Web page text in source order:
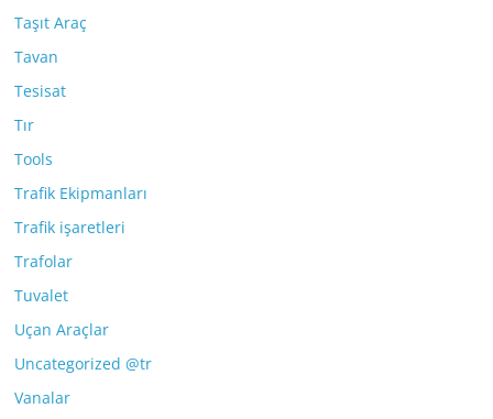
Taşıt Araç
Tavan
Tesisat
Tır
Tools
Trafik Ekipmanları
Trafik işaretleri
Trafolar
Tuvalet
Uçan Araçlar
Uncategorized @tr
Vanalar